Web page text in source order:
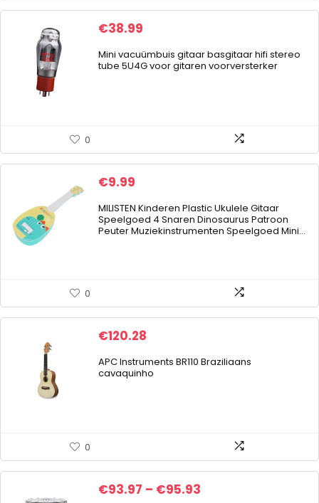
€38.99
Mini vacuümbuis gitaar basgitaar hifi stereo
tube 5U4G voor gitaren voorversterker
0
€9.99
MILISTEN Kinderen Plastic Ukulele Gitaar
Speelgoed 4 Snaren Dinosaurus Patroon
Peuter Muziekinstrumenten Speelgoed Mini…
0
€120.28
APC Instruments BR110 Braziliaans
cavaquinho
0
€93.97 – €95.93